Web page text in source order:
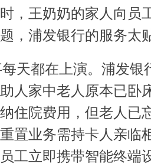
，王奶奶的家人向员
，浦发银行的服务太
天都在上演。浦发银
人家中老人原本已卧
住院费用，但老人已
置业务需持卡人亲临
工立即携带智能终端